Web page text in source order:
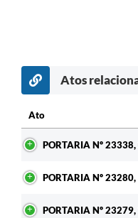
Atos
Ato
PORTARIA Nº
PORTARIA Nº
PORTARIA Nº